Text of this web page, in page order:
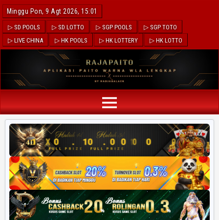
Minggu Pon, 9 Agt 2026, 15:01
▷ SD POOLS ▷ SD LOTTO ▷ SGP POOLS
▷ SGP TOTO
▷ LIVE CHINA
▷ HK POOLS ▷ HK LOTTERY ▷ HK LOTTO